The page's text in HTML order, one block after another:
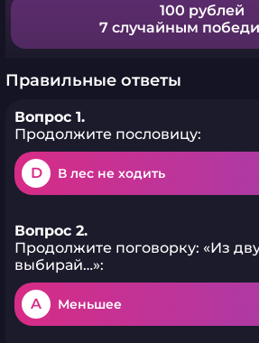
100 рублей
7 случайным
Правильные ответы
Вопрос 1.
Продолжите пословицу:
D В лес не ходить
Вопрос 2.
Продолжите поговорку: «Из
выбирай…»:
A Меньшее